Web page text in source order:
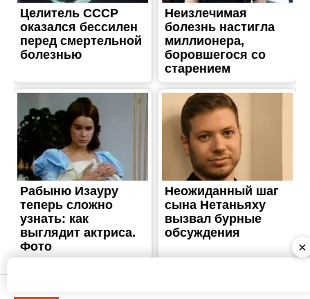
ЖИТТЯ
12 сентября: какой сегодня
праздник
Опубліковано12.09.2018
×